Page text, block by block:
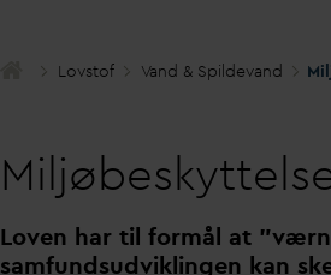
Lovstof Vand & Spildevand
Loven har til formål at
samfundsudviklingen kan